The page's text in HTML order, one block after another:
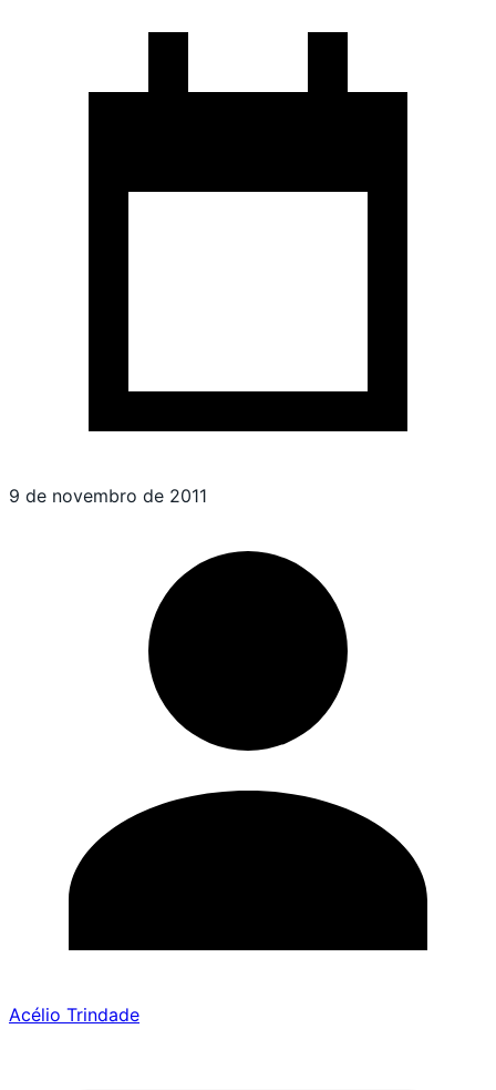
9 de novembro de 2011
Acélio Trindade